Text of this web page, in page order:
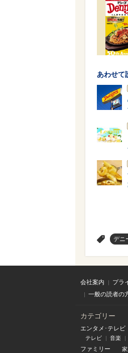
あわせて
デニ
会社案内 プラ
一般の読者の
カテゴリー
エンタメ･テレビ
テレビ 音楽
ファミリー